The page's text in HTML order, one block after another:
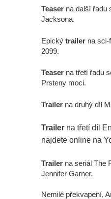
Teaser na další řadu
Jacksona.
Epický trailer na sci-
2099.
Teaser na třetí řadu
Prsteny moci.
Trailer na druhý díl
Trailer na třetí díl
najdete online na
Trailer na seriál The
Jennifer Garner.
Nemilé překvapení,